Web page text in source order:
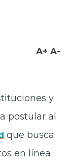
A+ A-
y
postular al
que busca
en línea